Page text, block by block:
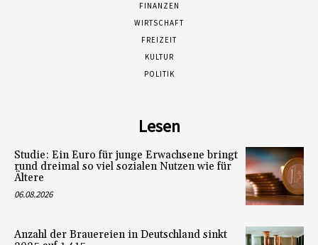
FINANZEN
WIRTSCHAFT
FREIZEIT
KULTUR
POLITIK
Lesen
Studie: Ein Euro für junge Erwachsene bringt
rund dreimal so viel sozialen Nutzen wie für
Ältere
06.08.2026
Anzahl der Brauereien in Deutschland sinkt